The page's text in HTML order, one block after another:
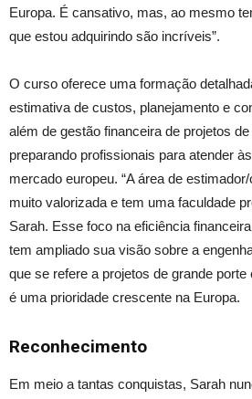
Europa. É cansativo, mas, ao mesmo
que estou adquirindo são incríveis”.
O curso oferece uma formação
estimativa de custos, planejamento e
além de gestão financeira de projetos
preparando profissionais para atender
mercado europeu. “A área de
muito valorizada e tem uma faculdade
Sarah. Esse foco na eficiência
tem ampliado sua visão sobre a
que se refere a projetos de grande
é uma prioridade crescente na Europa.
Reconhecimento
Em meio a tantas conquistas, Sarah